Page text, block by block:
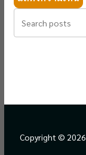
Copyright © 2026